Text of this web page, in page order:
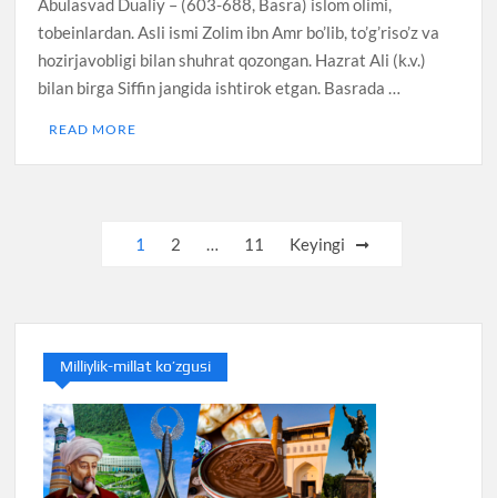
Abulasvad Dualiy – (603-688, Basra) islom olimi,
tobeinlardan. Asli ismi Zolim ibn Amr bo’lib, to’g’riso’z va
hozirjavobligi bilan shuhrat qozongan. Hazrat Ali (k.v.)
bilan birga Siffin jangida ishtirok etgan. Basrada …
READ MORE
1 2 … 11 Keyingi
Milliylik-millat ko’zgusi